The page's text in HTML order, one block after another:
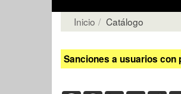
Inicio Catálogo
Sanciones a usuarios